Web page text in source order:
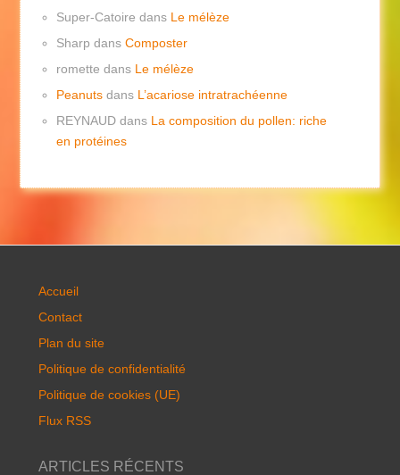
Super-Catoire dans Le mélèze
Sharp dansComposter
romette dans Le mélèze
Peanuts dans L’acariose intratrachéenne
REYNAUD dans La composition du pollen: riche
en protéines
Accueil
Contact
Plan du site
Politique de confidentialité
Politique de cookies (UE)
Flux RSS
ARTICLES RÉCENTS